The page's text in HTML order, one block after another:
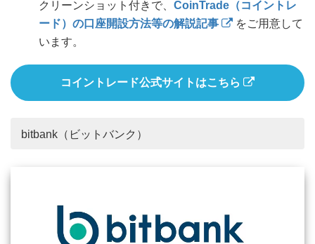
クリーンショット付きで、 CoinTrade（コイントレ
ード）の口座開設方法等の解説記事
をご用意して
います。
コイントレード公式サイトはこちら
bitbank（ビットバンク）